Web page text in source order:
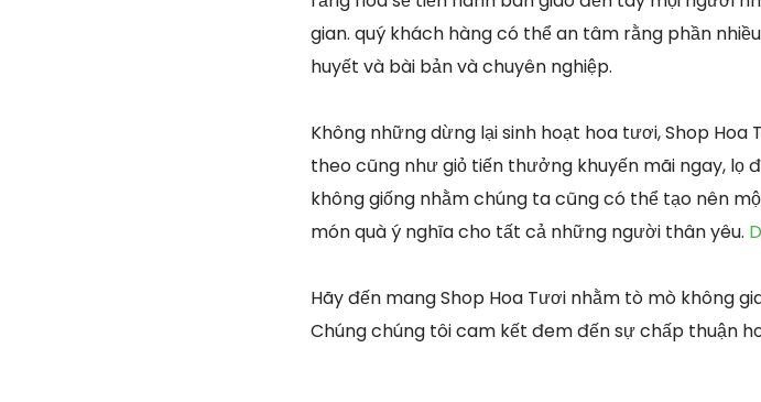
gian. quý khách hàng có thể an tâm rằng phần
huyết và bài bản và chuyên nghiệp.
Không những dừng lại sinh hoạt hoa tươi, Shop
theo cũng như giỏ tiến thưởng khuyến mãi ngay, lọ
không giống nhằm chúng ta cũng có thể tạo nên
món quà ý nghĩa cho tất cả những người thân yêu.
Hãy đến mang Shop Hoa Tươi nhằm tò mò không
Chúng chúng tôi cam kết đem đến sự chấp thuận